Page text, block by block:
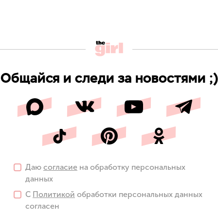
Общайся и следи за новостями ;)
Даю согласие на обработку персональных
данных
С Политикой обработки персональных данных
согласен